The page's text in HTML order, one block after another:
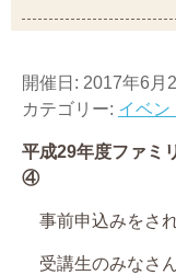
開催日: 2017年6月
カテゴリー: イベン
平成29年度ファミ
④
事前申込みをさ
受講生のみなさ